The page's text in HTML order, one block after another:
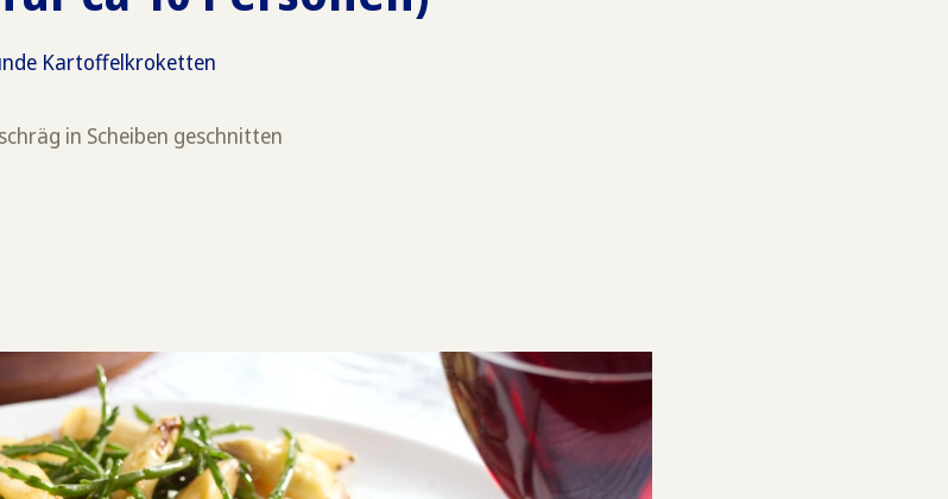
Kartoffelkroketten
in Scheiben geschnitten